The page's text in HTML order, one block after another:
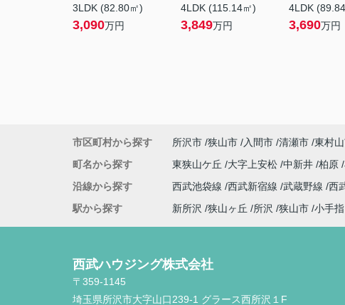
3LDK (82.80㎡)
3,090万円
4LDK (115.14㎡)
3,849万円
4LDK
3,690万円
市区町村から探す 所沢市 狭山市 入間市 清瀬市 東村
町名から探す
東狭山ケ丘 大字上安松 中新井 柏原
沿線から探す
西武池袋線 西武新宿線 武蔵野線 西
駅から探す
新所沢 狭山ヶ丘 所沢 狭山市 小手指
西武ハウジング株式会社
〒359-1145
埼玉県所沢市大字山口239-1 グラース西所沢１F